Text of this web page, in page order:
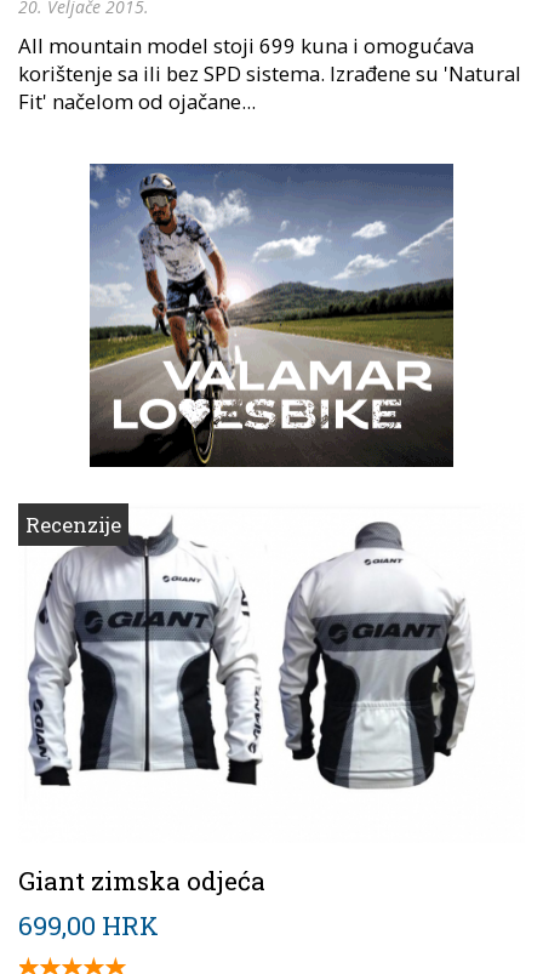
20. Veljače 2015.
All mountain model stoji 699 kuna i omogućava
korištenje sa ili bez SPD sistema. Izrađene su 'Natural
Fit' načelom od ojačane...
Recenzije
Giant zimska odjeća
699,00 HRK